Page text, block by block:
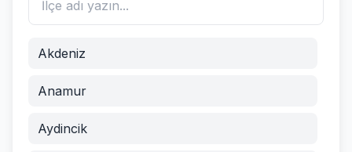
Akdeniz
Anamur
Aydincik